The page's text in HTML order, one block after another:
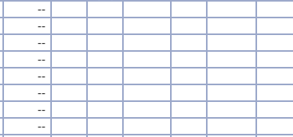
--
--
--
--
--
--
--
--
--
--
--
--
--
--
--
--
--
--
--
--
--
--
--
--
--
--
--
--
--
--
--
--